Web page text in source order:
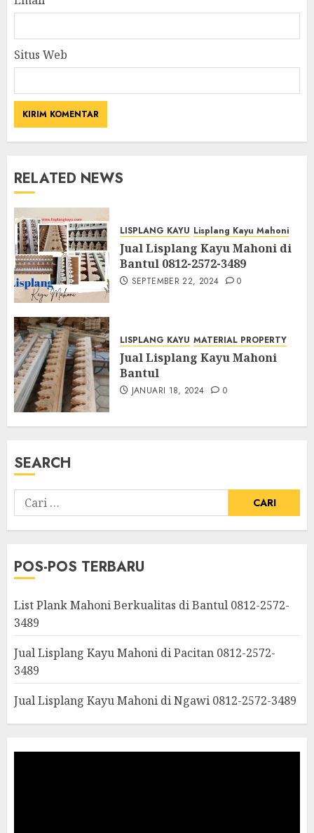
Situs Web
RELATED NEWS
LISPLANG KAYU Lisplang Kayu Mahoni
Jual Lisplang Kayu Mahoni di
Bantul 0812-2572-3489
SEPTEMBER 22, 2024 0
LISPLANG KAYU MATERIAL PROPERTY
Jual Lisplang Kayu Mahoni
Bantul
JANUARI 18, 2024 0
SEARCH
POS-POS TERBARU
List Plank Mahoni Berkualitas di Bantul 0812-2572-
3489
Jual Lisplang Kayu Mahoni di Pacitan 0812-2572-
3489
Jual Lisplang Kayu Mahoni di Ngawi 0812-2572-3489